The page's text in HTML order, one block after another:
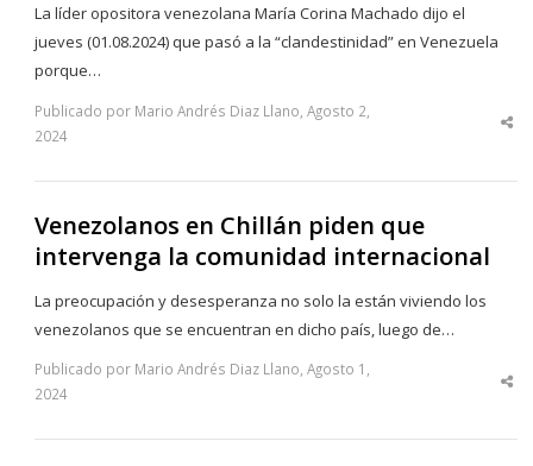
La líder opositora venezolana María Corina Machado dijo el
jueves (01.08.2024) que pasó a la “clandestinidad” en Venezuela
porque…
Publicado por Mario Andrés Diaz Llano, Agosto 2,
2024
Venezolanos en Chillán piden que
intervenga la comunidad internacional
La preocupación y desesperanza no solo la están viviendo los
venezolanos que se encuentran en dicho país, luego de…
Publicado por Mario Andrés Diaz Llano, Agosto 1,
2024